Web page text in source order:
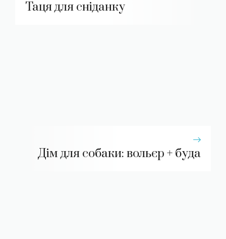
Таця для сніданку
Дім для собаки: вольєр + буда